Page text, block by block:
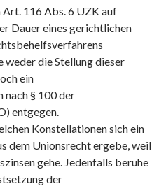
116 Abs. 6 UZK auf
Dauer eines gerichtlichen
weder die Stellung dieser
ein
nach § 100 der
entgegen.
Konstellationen sich ein
dem Unionsrecht ergebe, weil
gehe. Jedenfalls beruhe
der